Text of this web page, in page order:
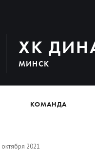
ХК
МИНСК
КОМАНДА
октября 2021